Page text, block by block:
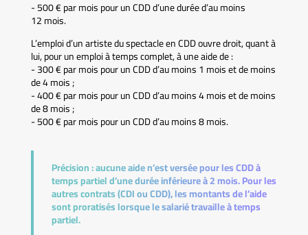
- 500 € par mois pour un CDD d’une durée d’au moins
12 mois.
L’emploi d’un artiste du spectacle en CDD ouvre droit, quant à
lui, pour un emploi à temps complet, à une aide de :
- 300 € par mois pour un CDD d’au moins 1 mois et de moins
de 4 mois ;
- 400 € par mois pour un CDD d’au moins 4 mois et de moins
de 8 mois ;
- 500 € par mois pour un CDD d’au moins 8 mois.
Précision :aucune aide n’est versée pour les CDD à
temps partiel d’une durée inférieure à 2 mois. Pour les
autres contrats (CDI ou CDD), les montants de l’aide
sont proratisés lorsque le salarié travaille à temps
partiel.